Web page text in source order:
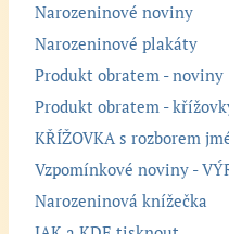
Narozeninové noviny
Narozeninové plakáty
Produkt obratem - noviny
Produkt obratem -
KŘÍŽOVKA s rozborem
Vzpomínkové noviny -
Narozeninová knížečka